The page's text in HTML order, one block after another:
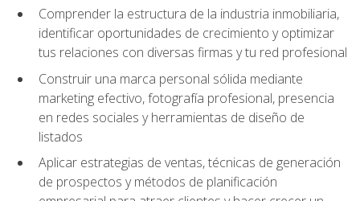
Comprender la estructura de la industria inmobiliaria,
identificar oportunidades de crecimiento y optimizar
tus relaciones con diversas firmas y tu red profesional
Construir una marca personal sólida mediante
marketing efectivo, fotografía profesional, presencia
en redes sociales y herramientas de diseño de
listados
Aplicar estrategias de ventas, técnicas de generación
de prospectos y métodos de planificación